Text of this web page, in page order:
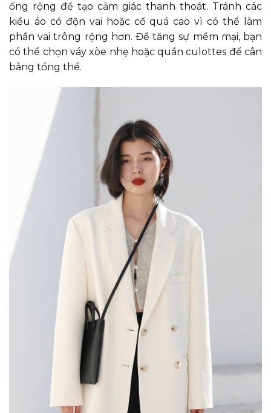
ống rộng để tạo cảm giác thanh thoát. Tránh các
kiểu áo có độn vai hoặc cổ quá cao vì có thể làm
phần vai trông rộng hơn. Để tăng sự mềm mại, bạn
có thể chọn váy xòe nhẹ hoặc quần culottes để cân
bằng tổng thể.